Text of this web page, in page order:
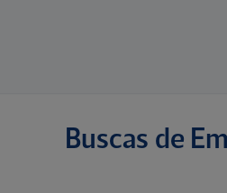
Buscas de